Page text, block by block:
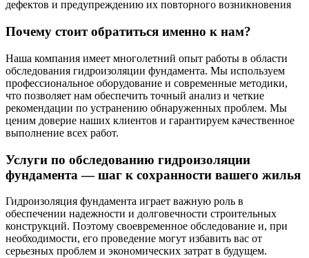
дефектов и предупреждению их повторного возникновения
Почему стоит обратиться именно к нам?
Наша компания имеет многолетний опыт работы в области
обследования гидроизоляции фундамента. Мы используем
профессиональное оборудование и современные методики,
что позволяет нам обеспечить точный анализ и четкие
рекомендации по устранению обнаруженных проблем. Мы
ценим доверие наших клиентов и гарантируем качественное
выполнение всех работ.
Услуги по обследованию гидроизоляции
фундамента — шаг к сохранности вашего жилья
Гидроизоляция фундамента играет важную роль в
обеспечении надежности и долговечности строительных
конструкций. Поэтому своевременное обследование и, при
необходимости, его проведение могут избавить вас от
серьезных проблем и экономических затрат в будущем.